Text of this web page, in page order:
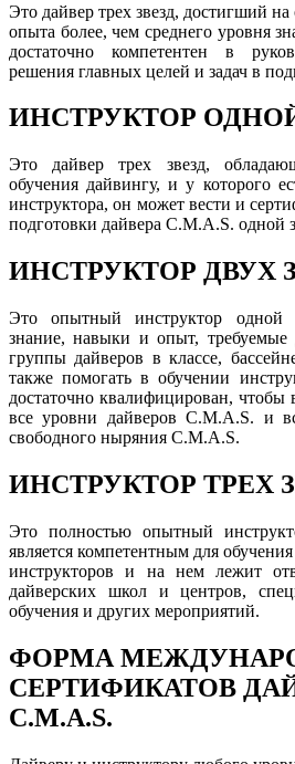
Это дайвер трех звезд, достигший
опыта более, чем среднего уровня
достаточно компетентен в
решения главных целей и задач в
ИНСТРУКТОР
Это дайвер трех звезд,
обучения дайвингу, и у которого
инструктора, он может вести и
подготовки дайвера C.M.A.S. одной
ИНСТРУКТОР ДВУХ
Это опытный инструктор одной
знание, навыки и опыт, требуемые
группы дайверов в классе,
также помогать в обучении
достаточно квалифицирован, чтобы
все уровни дайверов C.M.A.S. и
свободного ныряния C.M.A.S.
ИНСТРУКТОР ТРЕХ
Это полностью опытный
является компетентным для
инструкторов и на нем лежит
дайверских школ и центров,
обучения и других мероприятий.
ФОРМА
СЕРТИФИКАТОВ
C.M.A.S.